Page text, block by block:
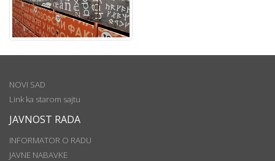
NOVI SAD
Link ka starom sajtu
JAVNOST RADA
INFORMATOR O RADU
JAVNE NABAVKE